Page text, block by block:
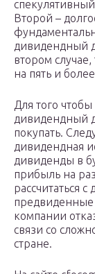
Второй –
дивидендный
втором
на пять и
Для того
дивидендный
покупать.
дивидендная
дивиденды в
прибыль на
рассчитаться
предвиденные
компании
связи со
стране.